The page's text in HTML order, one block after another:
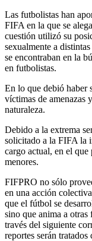
Las futbolistas han
FIFA en la que se
cuestión utilizó su
sexualmente a
se encontraban en la
en futbolistas.
En lo que debió haber
víctimas de amenazas
naturaleza.
Debido a la extrema
solicitado a la FIFA la
cargo actual, en el
menores.
FIFPRO no sólo
en una acción
que el fútbol se
sino que anima a otras
través del siguiente
reportes serán